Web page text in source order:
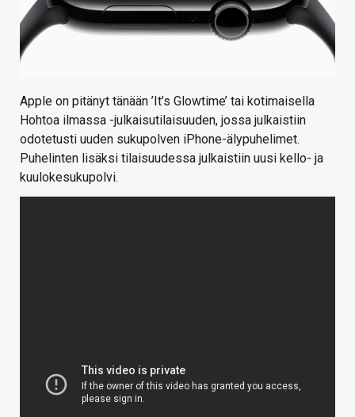
Apple on pitänyt tänään ’It’s Glowtime’ tai kotimaisella
Hohtoa ilmassa -julkaisutilaisuuden, jossa julkaistiin
odotetusti uuden sukupolven iPhone-älypuhelimet.
Puhelinten lisäksi tilaisuudessa julkaistiin uusi kello- ja
kuulokesukupolvi.